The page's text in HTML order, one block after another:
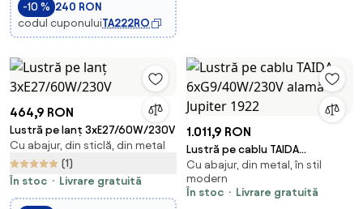
-10 % 240 RON
codul cuponuluiTA222RO
464,9 RON
Lustră pe lanț 3xE27/60W/230V
Cu abajur, din sticlă, din metal
(1)
În stoc
Livrare gratuită
1.011,9 RON
Lustră pe cablu TAIDA
6xG9/40W/230V alamă Jupiter
1922
Cu abajur, din metal, în stil
modern
În stoc
Livrare gratuită